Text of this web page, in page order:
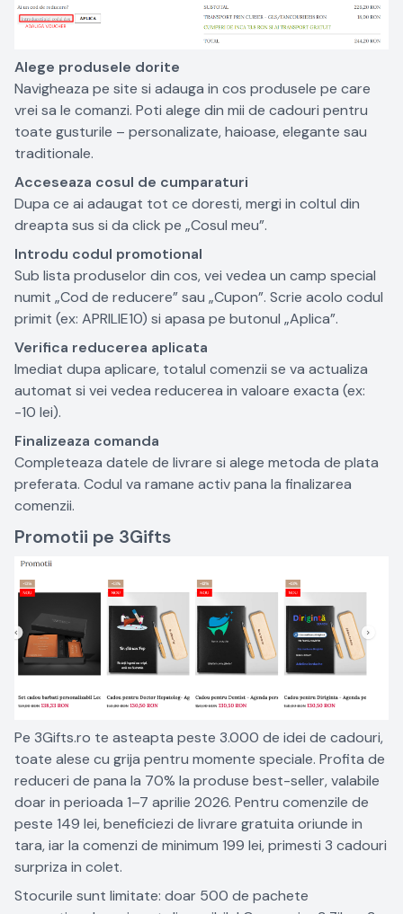
Alege produsele dorite
Navigheaza pe site si adauga in cos produsele pe care
vrei sa le comanzi. Poti alege din mii de cadouri pentru
toate gusturile – personalizate, haioase, elegante sau
traditionale.
Acceseaza cosul de cumparaturi
Dupa ce ai adaugat tot ce doresti, mergi in coltul din
dreapta sus si da click pe „Cosul meu”.
Introdu codul promotional
Sub lista produselor din cos, vei vedea un camp special
numit „Cod de reducere” sau „Cupon”. Scrie acolo codul
primit (ex: APRILIE10) si apasa pe butonul „Aplica”.
Verifica reducerea aplicata
Imediat dupa aplicare, totalul comenzii se va actualiza
automat si vei vedea reducerea in valoare exacta (ex:
-10 lei).
Finalizeaza comanda
Completeaza datele de livrare si alege metoda de plata
preferata. Codul va ramane activ pana la finalizarea
comenzii.
Promotii pe 3Gifts
Pe 3Gifts.ro te asteapta peste 3.000 de idei de cadouri,
toate alese cu grija pentru momente speciale. Profita de
reduceri de pana la 70% la produse best-seller, valabile
doar in perioada 1–7 aprilie 2026. Pentru comenzile de
peste 149 lei, beneficiezi de livrare gratuita oriunde in
tara, iar la comenzi de minimum 199 lei, primesti 3 cadouri
surpriza in colet.
Stocurile sunt limitate: doar 500 de pachete